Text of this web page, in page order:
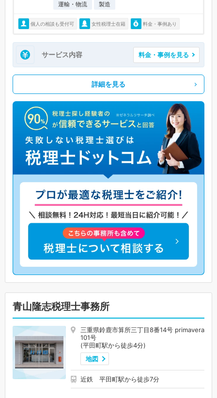
運輸・物流
製造
個人の相談も受付可 女性税理士在籍 料金・事例あり
サービス内容 料金・事例を見る
詳細を見る
青山隆志税理士事務所
三重県鈴鹿市算所三丁目8番14号 primavera
101号
(平田町駅から徒歩4分)
地図
近鉄 平田町駅から徒歩7分